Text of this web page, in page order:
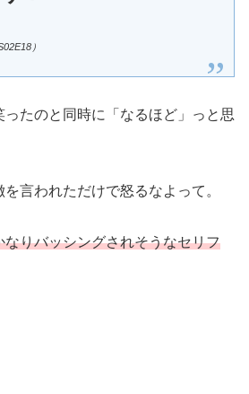
）
ったのと同時に「なるほど」っと思
言われただけで怒るなよって。
りバッシングされそうなセリフ